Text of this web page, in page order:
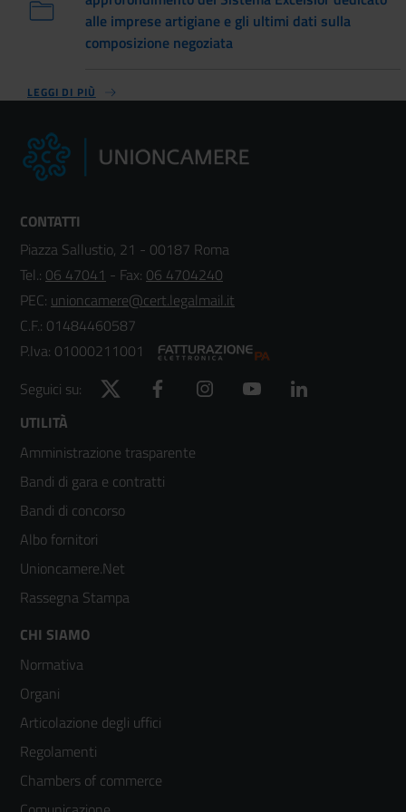
alle imprese artigiane e gli ultimi dati sulla
composizione negoziata
LEGGI DI PIÙ
CONTATTI
Piazza Sallustio, 21 - 00187 Roma
Tel.: 06 47041 - Fax: 06 4704240
PEC: unioncamere@cert.legalmail.it
C.F.: 01484460587
P.Iva: 01000211001
Seguici su:
Twitter Facebook Instagram YouTube
Footer
menù
colonna
2
UTILITÀ
Amministrazione trasparente
Bandi di gara e contratti
Bandi di concorso
Albo fornitori
Unioncamere.Net
Rassegna Stampa
Footer
menù
colonna
3
CHI SIAMO
Normativa
Organi
Articolazione degli uffici
Regolamenti
Chambers of commerce